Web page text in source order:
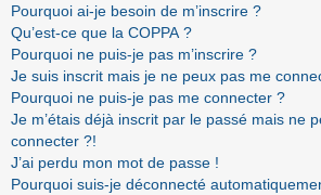
Pourquoi ai-je besoin de m’inscrire ?
Qu’est-ce que la COPPA ?
Pourquoi ne puis-je pas m’inscrire ?
Je suis inscrit mais je ne peux pas me
Pourquoi ne puis-je pas me connecter ?
Je m’étais déjà inscrit par le passé mais ne
connecter ?!
J’ai perdu mon mot de passe !
Pourquoi suis-je déconnecté